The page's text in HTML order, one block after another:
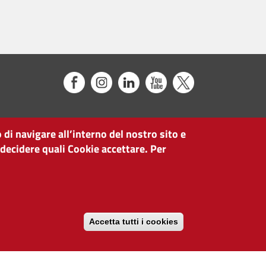
navigare all’interno del nostro sito e
quali Cookie accettare. Per
Accetta tutti i cookies